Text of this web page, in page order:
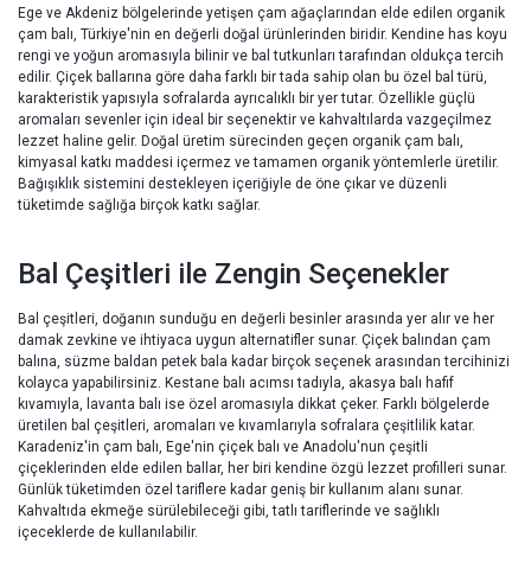
Ege ve Akdeniz bölgelerinde yetişen çam ağaçlarından elde edilen organik
çam balı, Türkiye'nin en değerli doğal ürünlerinden biridir. Kendine has koyu
rengi ve yoğun aromasıyla bilinir ve bal tutkunları tarafından oldukça tercih
edilir. Çiçek ballarına göre daha farklı bir tada sahip olan bu özel bal türü,
karakteristik yapısıyla sofralarda ayrıcalıklı bir yer tutar. Özellikle güçlü
aromaları sevenler için ideal bir seçenektir ve kahvaltılarda vazgeçilmez
lezzet haline gelir. Doğal üretim sürecinden geçen organik çam balı,
kimyasal katkı maddesi içermez ve tamamen organik yöntemlerle üretilir.
Bağışıklık sistemini destekleyen içeriğiyle de öne çıkar ve düzenli
tüketimde sağlığa birçok katkı sağlar.
Bal Çeşitleri ile Zengin Seçenekler
Bal çeşitleri, doğanın sunduğu en değerli besinler arasında yer alır ve her
damak zevkine ve ihtiyaca uygun alternatifler sunar. Çiçek balından çam
balına, süzme baldan petek bala kadar birçok seçenek arasından tercihinizi
kolayca yapabilirsiniz. Kestane balı acımsı tadıyla, akasya balı hafif
kıvamıyla, lavanta balı ise özel aromasıyla dikkat çeker. Farklı bölgelerde
üretilen bal çeşitleri, aromaları ve kıvamlarıyla sofralara çeşitlilik katar.
Karadeniz'in çam balı, Ege'nin çiçek balı ve Anadolu'nun çeşitli
çiçeklerinden elde edilen ballar, her biri kendine özgü lezzet profilleri sunar.
Günlük tüketimden özel tariflere kadar geniş bir kullanım alanı sunar.
Kahvaltıda ekmeğe sürülebileceği gibi, tatlı tariflerinde ve sağlıklı
içeceklerde de kullanılabilir.